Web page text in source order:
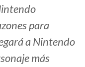
para
a Nintendo
más